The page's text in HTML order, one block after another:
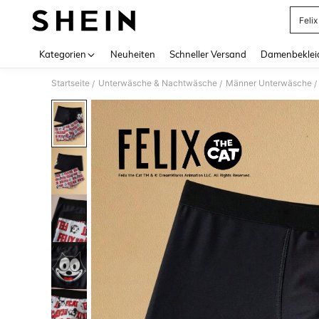
Kategorien Neuheiten Schneller Versand
Startseite / Unterwäsche & Nachtwäsche / Männer Unterwäsche /